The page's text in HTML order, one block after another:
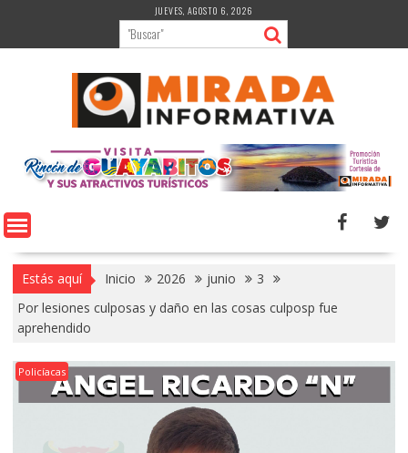
contenido
JUEVES, AGOSTO 6, 2026
Estás aquí Inicio 2026 junio
3
Por lesiones culposas y daño en las cosas culposp fue
aprehendido
Policíacas